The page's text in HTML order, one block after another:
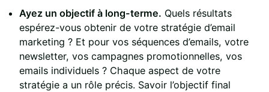
Ayez un objectif à long-terme. Quels résultats
espérez-vous obtenir de votre stratégie d’email
marketing ? Et pour vos séquences d’emails, votre
newsletter, vos campagnes promotionnelles, vos
emails individuels ? Chaque aspect de votre
stratégie a un rôle précis. Savoir l’objectif final